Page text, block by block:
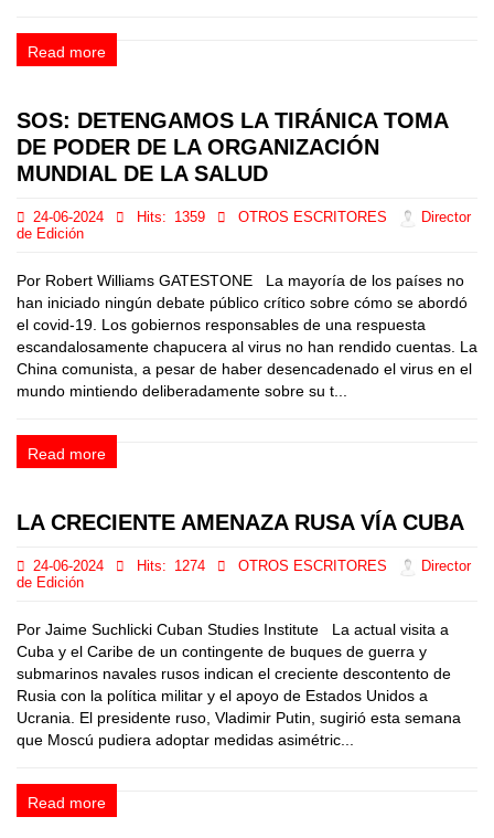
Read more
SOS: DETENGAMOS LA TIRÁNICA TOMA
DE PODER DE LA ORGANIZACIÓN
MUNDIAL DE LA SALUD
24-06-2024 Hits: 1359 OTROS ESCRITORES
Director
de Edición
Por Robert Williams GATESTONE La mayoría de los países no
han iniciado ningún debate público crítico sobre cómo se abordó
el covid-19. Los gobiernos responsables de una respuesta
escandalosamente chapucera al virus no han rendido cuentas. La
China comunista, a pesar de haber desencadenado el virus en el
mundo mintiendo deliberadamente sobre su t...
Read more
LA CRECIENTE AMENAZA RUSA VÍA CUBA
24-06-2024 Hits: 1274 OTROS ESCRITORES
Director
de Edición
Por Jaime Suchlicki Cuban Studies Institute La actual visita a
Cuba y el Caribe de un contingente de buques de guerra y
submarinos navales rusos indican el creciente descontento de
Rusia con la política militar y el apoyo de Estados Unidos a
Ucrania. El presidente ruso, Vladimir Putin, sugirió esta semana
que Moscú pudiera adoptar medidas asimétric...
Read more